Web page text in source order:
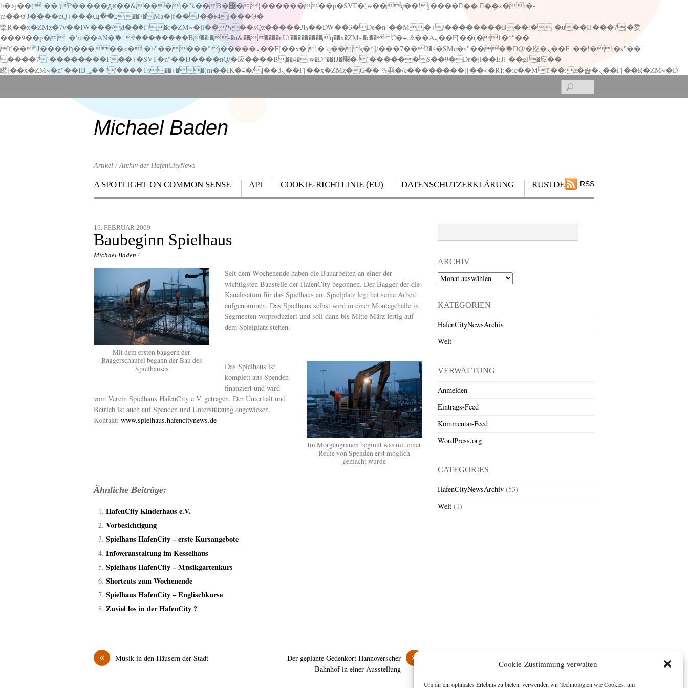
Cookie-Zustimmung verwalten
Um dir ein optimales Erlebnis zu bieten, verwenden wir Technologien wie Cookies, um
b�>j��)΄��!P�����ԫ��&���;�"k��B�޶�}��������p�SVT�(w��ę��!j������ ��x�;�-
m��@J����nQ+���պ��כ��7�Ma�jf��J��ͱ4j���Ѳ�
撆R��x�ZMz�7v��IW���/d��ٞ�Тז�c�ZM~�ji�� ߒ��sQz�����Ԡ��DW��3�De�n"��M�+/��������B��:�-�u��IJ���7j�委
���9��p�=�'m��AN�ޭ�=/��������B��:�-�n&������nUf���������q��x�ZM~�c�� Ϲ�+,&��Ὰܢ��F[��(�1�*"��
ϒ��"J����ԧ�����<�;�b"�� ���"j�����ܢ��F[��x� ,�!q�� қ�*]/���؝�2��7�SMc�s"���ޭ�DQ/�应�ܢ��F_��!� :�s"��
����7`��������F��+�SVT�n"��IJ����nQ/�应����B ��4� w�D"��IJ�׭�-`������S��9�Dr�ji��EJ߅��gJ�应��
矁[��x�ZM~�n"��IB؃��!'����Тѕ��+��(m��IK�ʭ�/|��ϐܢ��F[��x�ZMz�G�� %嬩�/c��������[[��<�RI:�:c��MΎ��:z�졾�ܢ��F[��R�ZM~�D
down
Michael Baden
Artikel / Archiv der HafenCityNews
RSS
Menu
A SPOTLIGHT ON COMMON SENSE API COOKIE-RICHTLINIE (EU) DATENSCHUTZERKLÄRUNG RUSTDESK
Scroll
content
16. FEBRUAR 2009
Baubeginn Spielhaus
Michael Baden /
Mit dem ersten baggern der
Baggerschaufel begann der Bau des
Spielhauses
Seit dem Wochenende haben die Bauarbeiten an einer der
wichtigsten Baustelle der HafenCity begonnen. Der Bagger der die
Kanalisation für das Spielhaus am Spielplatz legt hat seine Arbeit
aufgenommen. Das Spielhaus selbst wird in einer Montagehalle in
Segmenten vorproduziert und soll dann bis Mitte März fertig auf
dem Spielplatz stehen.
Im Morgengrauen beginnt was mit einer
Reihe von Spenden erst möglich
gemacht wurde
Das Spielhaus ist
komplett aus Spenden
finanziert und wird
vom Verein Spielhaus HafenCity e.V. getragen. Der Unterhalt und
Betrieb ist auch auf Spenden und Unterstützung angewiesen.
Kontakt: www.spielhaus.hafencitynews.de
Ähnliche Beiträge:
HafenCity Kinderhaus e.V.
Vorbesichtigung
Spielhaus HafenCity – erste Kursangebote
Infoveranstaltung im Kesselhaus
Spielhaus HafenCity – Musikgartenkurs
Shortcuts zum Wochenende
Spielhaus HafenCity – Englischkurse
Zuviel los in der HafenCity ?
« Musik in den Häusern der Stadt »
Der geplante Gedenkort Hannoverscher
Bahnhof in einer Ausstellung
ARCHIV
Archiv
KATEGORIEN
HafenCityNewsArchiv
Welt
VERWALTUNG
Anmelden
Eintrags-Feed
Kommentar-Feed
WordPress.org
CATEGORIES
HafenCityNewsArchiv (53)
Welt (1)